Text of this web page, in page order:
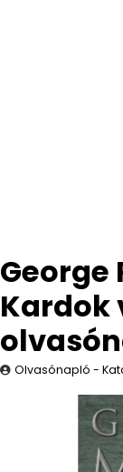
George
Kardok
Olvasónapló -